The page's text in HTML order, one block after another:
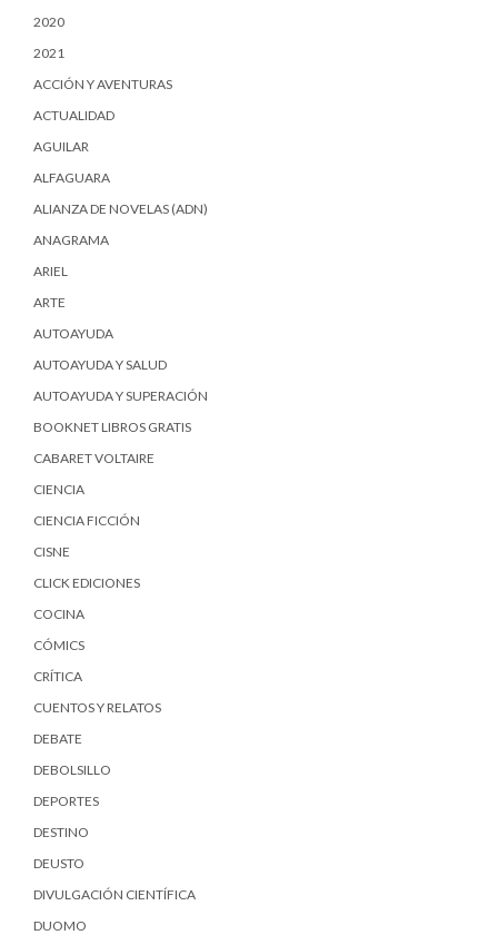
2020
2021
ACCIÓN Y AVENTURAS
ACTUALIDAD
AGUILAR
ALFAGUARA
ALIANZA DE NOVELAS (ADN)
ANAGRAMA
ARIEL
ARTE
AUTOAYUDA
AUTOAYUDA Y SALUD
AUTOAYUDA Y SUPERACIÓN
BOOKNET LIBROS GRATIS
CABARET VOLTAIRE
CIENCIA
CIENCIA FICCIÓN
CISNE
CLICK EDICIONES
COCINA
CÓMICS
CRÍTICA
CUENTOS Y RELATOS
DEBATE
DEBOLSILLO
DEPORTES
DESTINO
DEUSTO
DIVULGACIÓN CIENTÍFICA
DUOMO